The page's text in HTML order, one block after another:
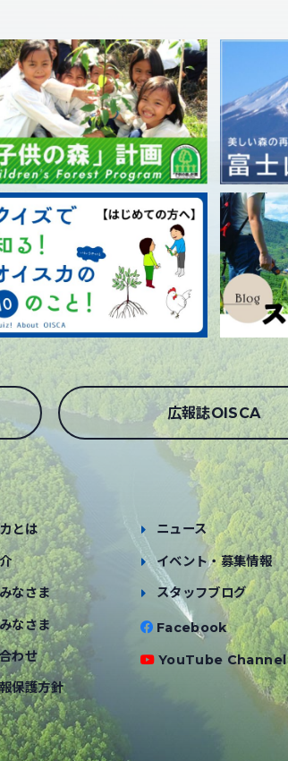
広報誌OISCA
とは
なさま
なさま
わせ
保護方針
ニュース
イベント・募集情報
スタッフブログ
Facebook
YouTube Channel